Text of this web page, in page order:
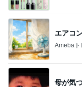
エアコ
Amebaト
母が気